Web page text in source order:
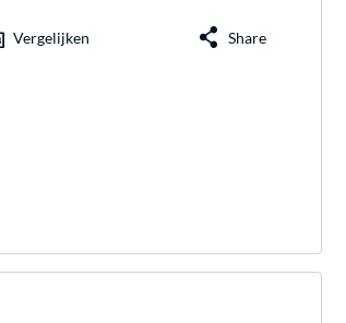
Vergelijken Share